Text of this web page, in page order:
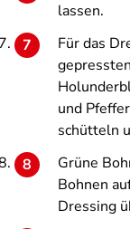
lassen.
Für das
und
schütteln
Grüne
Bohnen
Dressing